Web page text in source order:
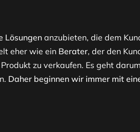
Lösungen anzubieten, die dem
eher wie ein Berater, der den
zu verkaufen. Es geht
Daher beginnen wir immer mit